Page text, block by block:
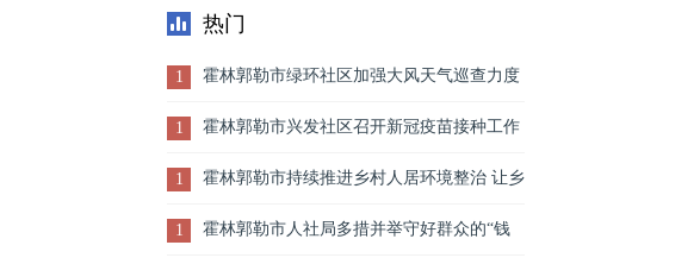
热门
1 霍林郭勒市绿环社区加强大风天气巡查力度
积极排查辖区安全隐患
1 霍林郭勒市兴发社区召开新冠疫苗接种工作
推进会
1 霍林郭勒市持续推进乡村人居环境整治 让乡
村“颜值”靓起来
1 霍林郭勒市人社局多措并举守好群众的“钱